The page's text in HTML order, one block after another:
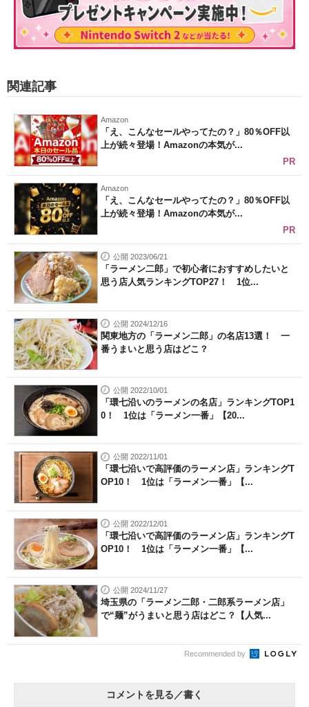
関連記事
Amazon
「え、こんなセールやってたの？」80％OFF以
上が続々登場！Amazonの本気が...
PR
Amazon
「え、こんなセールやってたの？」80％OFF以
上が続々登場！Amazonの本気が...
PR
公開 2023/06/21
「ラーメン二郎」で初心者におすすめしたいと
思う店人気ランキングTOP27！ 1位...
公開 2024/12/16
関東地方の「ラーメン二郎」の名店13選！ 一
番うまいと思う店はどこ？
公開 2022/10/01
「環七沿いのラーメンの名店」ランキングTOP1
0！ 1位は「ラーメン一番」【20...
公開 2022/11/01
「環七沿いで高評価のラーメン店」ランキングT
OP10！ 1位は「ラーメン一番」【...
公開 2022/12/01
「環七沿いで高評価のラーメン店」ランキングT
OP10！ 1位は「ラーメン一番」【...
公開 2024/11/27
埼玉県の「ラーメン二郎・二郎系ラーメン店」
で“麺”がうまいと思う店はどこ？【人気...
Recommended by
コメントを見る／書く